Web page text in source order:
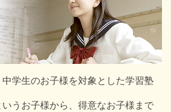
学生のお子様を対象とした学習塾
うお子様から、得意なお子様まで